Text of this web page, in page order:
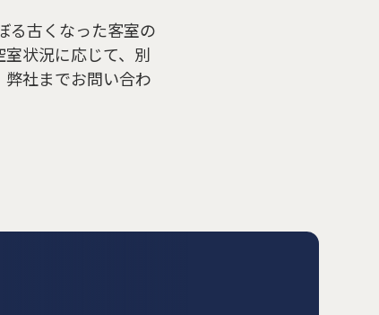
る古くなった客室の
状況に応じて、別
社までお問い合わ